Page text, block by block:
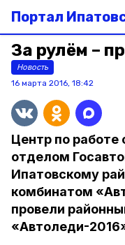
Портал
За рулём –
Новость
16 марта 2016, 18:42
Центр по
отделом
Ипатовскому
комбинатом
провели
«Автоледи-